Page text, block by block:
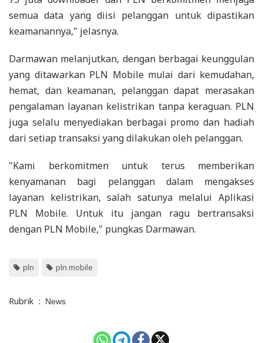
semua data yang diisi pelanggan untuk dipastikan
keamanannya," jelasnya.
Darmawan melanjutkan, dengan berbagai keunggulan
yang ditawarkan PLN Mobile mulai dari kemudahan,
hemat, dan keamanan, pelanggan dapat merasakan
pengalaman layanan kelistrikan tanpa keraguan. PLN
juga selalu menyediakan berbagai promo dan hadiah
dari setiap transaksi yang dilakukan oleh pelanggan.
"Kami berkomitmen untuk terus memberikan
kenyamanan bagi pelanggan dalam mengakses
layanan kelistrikan, salah satunya melalui Aplikasi
PLN Mobile. Untuk itu jangan ragu bertransaksi
dengan PLN Mobile," pungkas Darmawan.
pln pln mobile
Rubrik : News